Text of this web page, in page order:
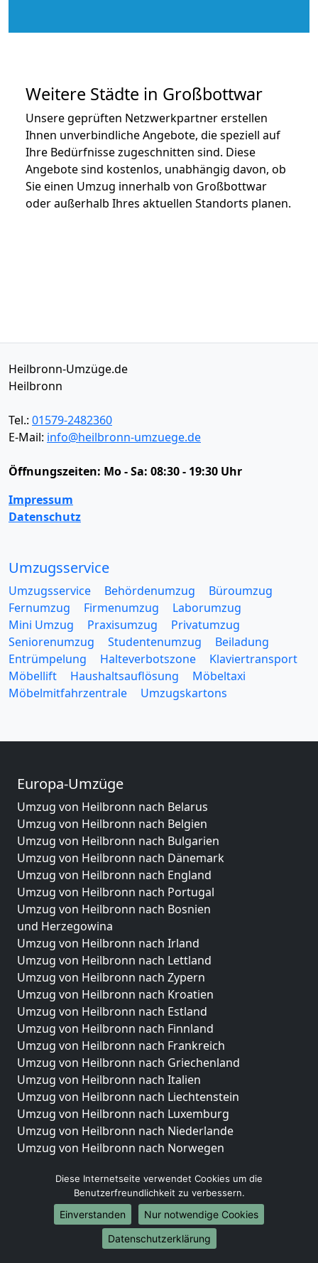
Weitere Städte in Großbottwar
Unsere geprüften Netzwerkpartner erstellen
Ihnen unverbindliche Angebote, die speziell auf
Ihre Bedürfnisse zugeschnitten sind. Diese
Angebote sind kostenlos, unabhängig davon, ob
Sie einen Umzug innerhalb von Großbottwar
oder außerhalb Ihres aktuellen Standorts planen.
Heilbronn-Umzüge.de
Heilbronn
Tel.: 01579-2482360
E-Mail: info@heilbronn-umzuege.de
Öffnungszeiten: Mo - Sa: 08:30 - 19:30 Uhr
Impressum
Datenschutz
Umzugsservice
Umzugsservice Behördenumzug
Büroumzug
Fernumzug
Firmenumzug
Laborumzug
Mini Umzug
Praxisumzug
Privatumzug
Seniorenumzug
Studentenumzug
Beiladung
Entrümpelung
Halteverbotszone
Klaviertransport
Möbellift
Haushaltsauflösung
Möbeltaxi
Möbelmitfahrzentrale
Umzugskartons
Europa-Umzüge
Umzug von Heilbronn nach Belarus
Umzug von Heilbronn nach Belgien
Umzug von Heilbronn nach Bulgarien
Umzug von Heilbronn nach Dänemark
Umzug von Heilbronn nach England
Umzug von Heilbronn nach Portugal
Umzug von Heilbronn nach Bosnien
und Herzegowina
Umzug von Heilbronn nach Irland
Umzug von Heilbronn nach Lettland
Umzug von Heilbronn nach Zypern
Umzug von Heilbronn nach Kroatien
Umzug von Heilbronn nach Estland
Umzug von Heilbronn nach Finnland
Umzug von Heilbronn nach Frankreich
Umzug von Heilbronn nach Griechenland
Umzug von Heilbronn nach Italien
Umzug von Heilbronn nach Liechtenstein
Umzug von Heilbronn nach Luxemburg
Umzug von Heilbronn nach Niederlande
Umzug von Heilbronn nach Norwegen
Umzüge-Deutschlandweit
Umzug von Heilbronn nach Berlin
Umzug von Heilbronn nach Hamburg
Umzug von Heilbronn nach München
Umzug von Heilbronn nach Köln
Diese Internetseite verwendet Cookies um die
Benutzerfreundlichkeit zu verbessern.
Einverstanden
Nur notwendige Cookies
Datenschutzerklärung